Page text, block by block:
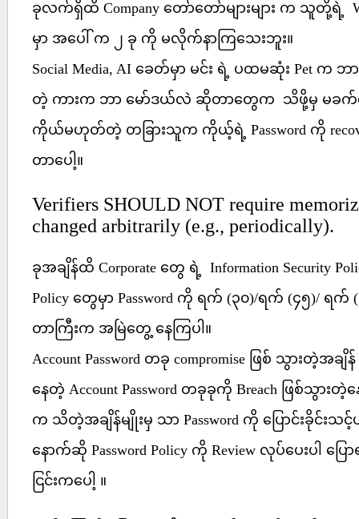
ခုလက်ရှိထိ Company တော်တော်များများ က သူတို့ရဲ့
မှာ အပေါ် က ၂ ခု ကို မလိုက်နာကြသေးဘူး။
Social Media, AI ခေတ်မှာ မင်း ရဲ့ ပထမဆုံး Pet က
တဲ့ ကားက ဘာ မော်ဒယ်လဲ ဆိုတာတွေက သိဖို့မှ မခက်
ကိုယ်မဟုတ်တဲ့ တခြားသူက ကိုယ့်ရဲ့ Password ကို
တာပေါ့။
Verifiers SHOULD NOT require
changed arbitrarily (e.g., periodically).
ခုအချိန်ထိ Corporate တွေ ရဲ့ Information Security
Policy တွေမှာ Password ကို ရက် (၃၀)/ရက် (၄၅)/ ရက် (
တာကြီးက အမြဲတွေ့ နေကြပါ။
Account Password တခု compromise ဖြစ် သွား
နေတဲ့ Account Password တခုခုကို Breach ဖြစ်သွားတဲ့န
က သိတဲ့အချိန်မျိုးမှ သာ Password ကို ပြောင်းခိုင်း
နောက်ဆို Password Policy ကို Review လုပ်ပေးပါ ပြော
ငြင်းကပေါ့ ။